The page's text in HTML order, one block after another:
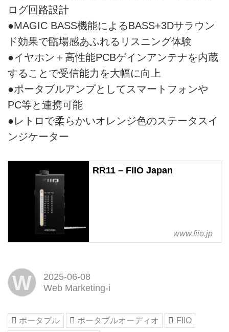
ログ回路設計
●MAGIC BASS機能によるBASS+3Dサラウン
ド効果で臨場感あふれるリスニング体験
●イヤホン＋高性能PCBゲインアンテナを内蔵
することで受信能力を大幅に向上
●ポータブルアンプとしてスマートフォンや
PC等と連携可能
●レトロで柔らかいオレンジ色のステータスイ
ンジケーター
RR11 – FIIO Japan
www.fiio.jp
W
2025-06-08
Web Marketing-i
ポータブル ポータブルオーディオ
FIIO